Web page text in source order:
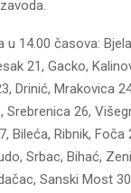
u 14.00 časova:
21, Gacko,
Drinić, Mrakovica
Srebrenica 26,
Bileća, Ribnik, Foča
Srbac, Bihać,
Sanski Most